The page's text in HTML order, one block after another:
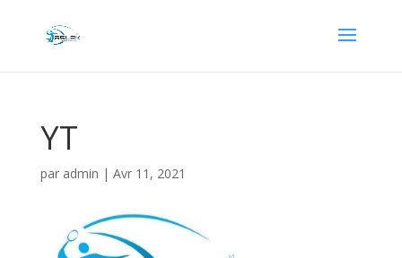
YT
par admin | Avr 11, 2021